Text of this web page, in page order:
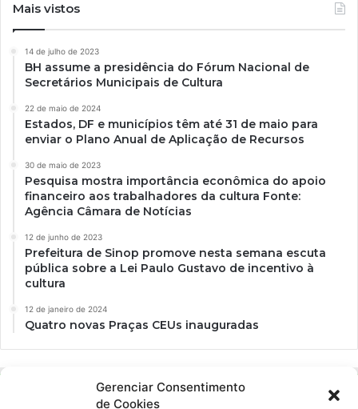
Gerenciar Consentimento
de Cookies
Mais vistos
14 de julho de 2023
BH assume a presidência do Fórum Nacional de
Secretários Municipais de Cultura
22 de maio de 2024
Estados, DF e municípios têm até 31 de maio para
enviar o Plano Anual de Aplicação de Recursos
30 de maio de 2023
Pesquisa mostra importância econômica do apoio
financeiro aos trabalhadores da cultura Fonte:
Agência Câmara de Notícias
12 de junho de 2023
Prefeitura de Sinop promove nesta semana escuta
pública sobre a Lei Paulo Gustavo de incentivo à
cultura
12 de janeiro de 2024
Quatro novas Praças CEUs inauguradas